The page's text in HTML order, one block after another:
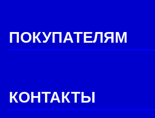
ПОКУПАТЕЛЯМ
КОНТАКТЫ